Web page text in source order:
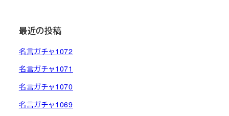
最近の投稿
名言ガチャ1072
名言ガチャ1071
名言ガチャ1070
名言ガチャ1069